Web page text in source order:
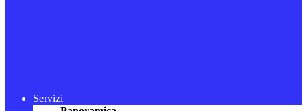
Servizi